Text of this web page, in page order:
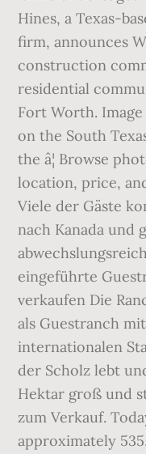
Hines, a Texas-
firm, announces
construction
residential
Fort Worth. Image
on the South
the â¦ Browse
location, price,
Viele der Gäste
nach Kanada und
eingeführte
verkaufen Die
als Guestranch
internationalen
der Scholz lebt
Hektar groß und
zum Verkauf.
approximately